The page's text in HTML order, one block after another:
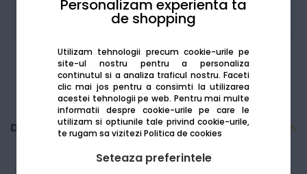
Personalizam experienta ta
de shopping
Utilizam tehnologii precum cookie-urile pe
site-ul nostru pentru a personaliza
continutul si a analiza traficul nostru. Faceti
clic mai jos pentru a consimti la utilizarea
acestei tehnologii pe web. Pentru mai multe
informatii despre cookie-urile pe care le
utilizam si optiunile tale privind cookie-urile,
te rugam sa viziteziPolitica de cookies
Seteaza preferintele
Lei / lună
Descriere